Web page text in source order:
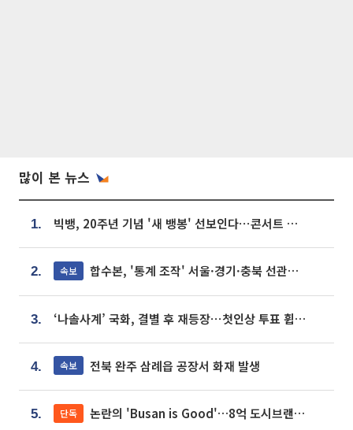
많이 본 뉴스
1. 빅뱅, 20주년 기념 '새 뱅봉' 선보인다⋯콘서트 앞두고 팝업 개최
2. 속보 합수본, '통계 조작' 서울·경기·충북 선관위 등 추가 압수수색
3. ‘나솔사계’ 국화, 결별 후 재등장⋯첫인상 투표 휩쓸고 ‘인기녀’ 등극
4. 속보 전북 완주 삼례읍 공장서 화재 발생
5. 단독 논란의 'Busan is Good'…8억 도시브랜드, 용산 대통령실 CI 업체가 수행